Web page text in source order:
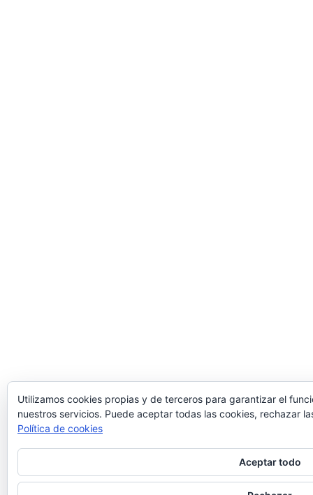
Utilizamos cookies propias y de terceros para garantizar el
nuestros servicios. Puede aceptar todas las cookies, rechazar
Política de cookies
Aceptar todo